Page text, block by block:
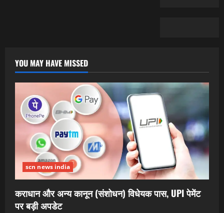
YOU MAY HAVE MISSED
scn news india
कराधान और अन्य कानून (संशोधन) विधेयक पास, UPI पेमेंट
पर बड़ी अपडेट